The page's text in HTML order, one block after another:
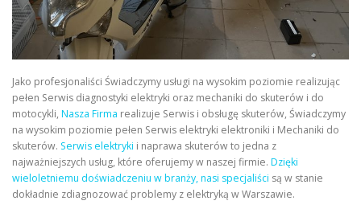
Jako profesjonaliści Świadczymy usługi na wysokim poziomie realizując
pełen Serwis diagnostyki elektryki oraz mechaniki do skuterów i do
motocykli, Nasza Firma realizuje Serwis i obsługę skuterów, Świadczymy
na wysokim poziomie pełen Serwis elektryki elektroniki i Mechaniki do
skuterów. Serwis elektryki i naprawa skuterów to jedna z
najważniejszych usług, które oferujemy w naszej firmie. Dzięki
wieloletniemu doświadczeniu w branży, nasi specjaliści są w stanie
dokładnie zdiagnozować problemy z elektryką w Warszawie.